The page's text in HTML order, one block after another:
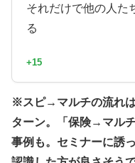
それだけで他の人た
る
+15
※スピ→マルチの流れ
ターン。「保険→マル
事例も。セミナーに誘